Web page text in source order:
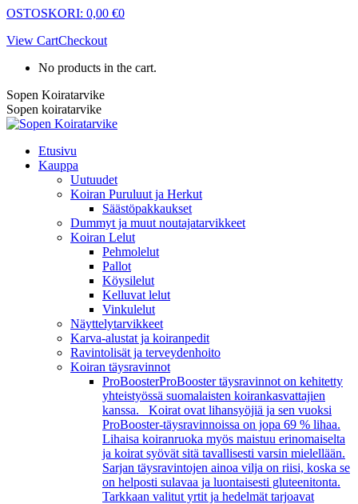
Skip
content
OSTOSKORI: 0,00 €0
View CartCheckout
No products in the cart.
Sopen Koiratarvike
Sopen koiratarvike
Etusivu
Kauppa
Uutuudet
Koiran Puruluut ja Herkut
Säästöpakkaukset
Dummyt ja muut noutajatarvikkeet
Koiran Lelut
Pehmolelut
Pallot
Köysilelut
Kelluvat lelut
Vinkulelut
Näyttelytarvikkeet
Karva-alustat ja koiranpedit
Ravintolisät ja terveydenhoito
Koiran täysravinnot
ProBoosterProBooster täysravinnot on kehitetty
yhteistyössä suomalaisten koirankasvattajien
kanssa. Koirat ovat lihansyöjiä ja sen vuoksi
ProBooster-täysravinnoissa on jopa 69 % lihaa.
Lihaisa koiranruoka myös maistuu erinomaiselta
ja koirat syövät sitä tavallisesti varsin mielellään.
Sarjan täysravintojen ainoa vilja on riisi, koska se
on helposti sulavaa ja luontaisesti gluteenitonta.
Tarkkaan valitut yrtit ja hedelmät tarjoavat